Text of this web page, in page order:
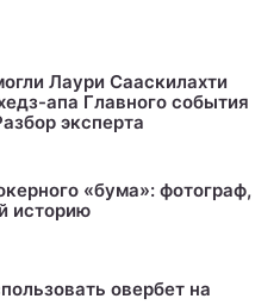
Лаури Сааскилахти
апа Главного события
эксперта
«бума»: фотограф,
историю
овербет на